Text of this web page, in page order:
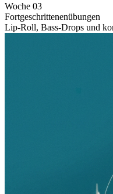
Woche 03
Fortgeschrittenenübungen
Lip-Roll, Bass-Drops und